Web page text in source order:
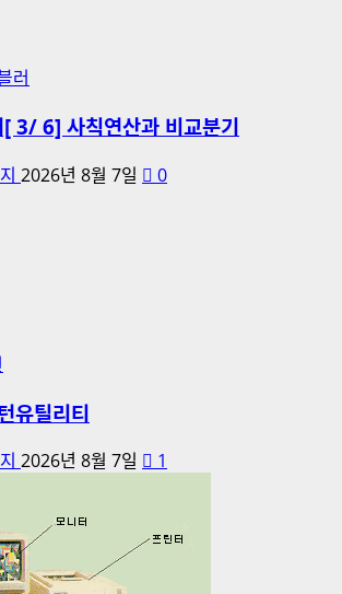
러
[ 3/ 6] 사칙연산과 비교분기
2026년 8월 7일 0
유틸리티
2026년 8월 7일 1